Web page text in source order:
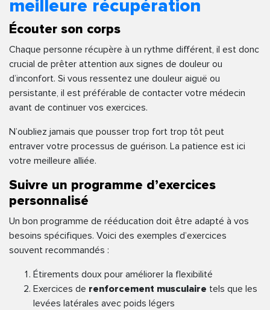
meilleure récupération
Écouter son corps
Chaque personne récupère à un rythme différent, il est donc
crucial de prêter attention aux signes de douleur ou
d’inconfort. Si vous ressentez une douleur aiguë ou
persistante, il est préférable de contacter votre médecin
avant de continuer vos exercices.
N’oubliez jamais que pousser trop fort trop tôt peut
entraver votre processus de guérison. La patience est ici
votre meilleure alliée.
Suivre un programme d’exercices
personnalisé
Un bon programme de rééducation doit être adapté à vos
besoins spécifiques. Voici des exemples d’exercices
souvent recommandés :
Étirements doux pour améliorer la flexibilité
Exercices de renforcement musculaire tels que les
levées latérales avec poids légers